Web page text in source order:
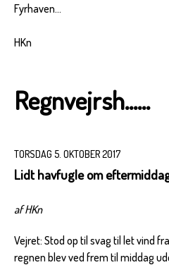
Fyrhaven...
HKn
Regnvejrsh......
TORSDAG 5. OKTOBER 2017
Lidt havfugle om
af HKn
Vejret: Stod op til svag til let vind
regnen blev ved frem til middag